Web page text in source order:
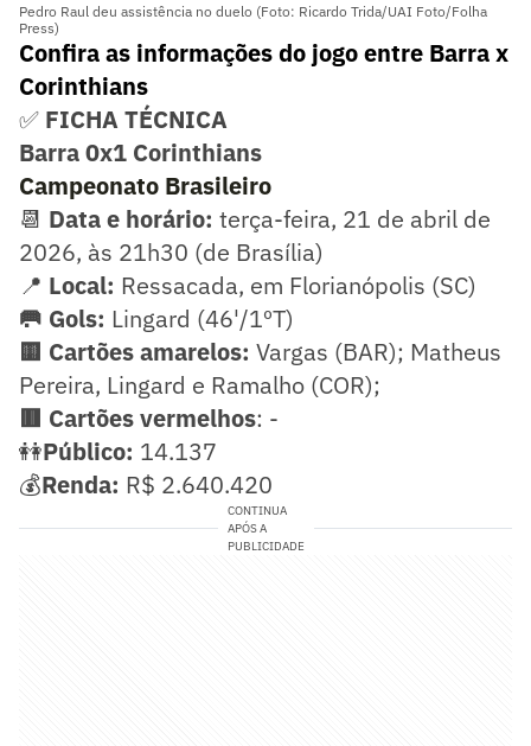
Pedro Raul deu assistência no duelo (Foto: Ricardo Trida/UAI Foto/Folha
Press)
Confira as informações do jogo entre Barra x
Corinthians
✅ FICHA TÉCNICA
Barra 0x1 Corinthians
Campeonato Brasileiro
📆 Data e horário: terça-feira, 21 de abril de
2026, às 21h30 (de Brasília)
📍 Local: Ressacada, em Florianópolis (SC)
🥅 Gols: Lingard (46'/1ºT)
🟨 Cartões amarelos: Vargas (BAR); Matheus
Pereira, Lingard e Ramalho (COR);
🟥 Cartões vermelhos: -
👭Público: 14.137
💰Renda: R$ 2.640.420
CONTINUA
APÓS A
PUBLICIDADE